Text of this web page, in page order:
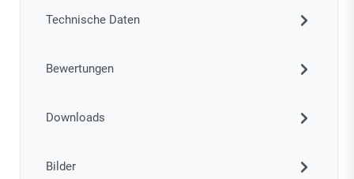
Technische Daten
Bewertungen
Downloads
Bilder